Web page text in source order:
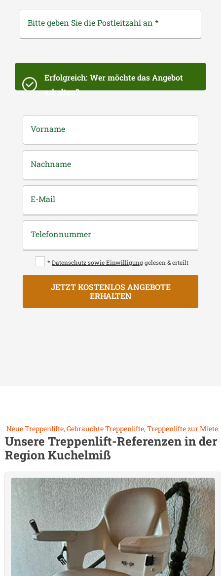
Bitte geben Sie die Postleitzahl an *
Erfolgreich: Wer möchte das Angebot
erhalten?
Vorname
Nachname
E-Mail
Telefonnummer
* Datenschutz sowie Einwilligung gelesen & erteilt
JETZT KOSTENLOS ANGEBOTE
ERHALTEN
Neue Treppenlifte, Gebrauchte Treppenlifte, Treppenlifte zur Miete.
Unsere Treppenlift-Referenzen in der
RegionKuchelmiß